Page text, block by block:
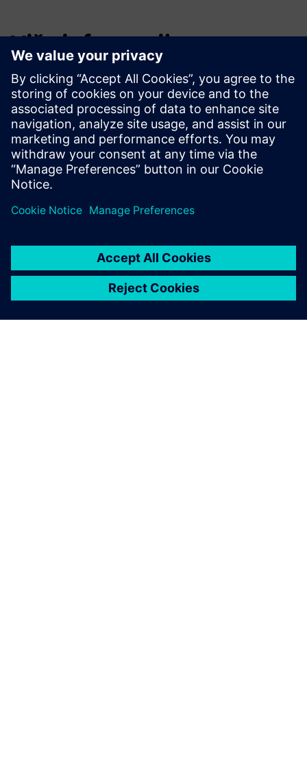
Više informacija
Building X
360°-Trgovci
Operations Manager
Solutions za životnu industriju i žitarice